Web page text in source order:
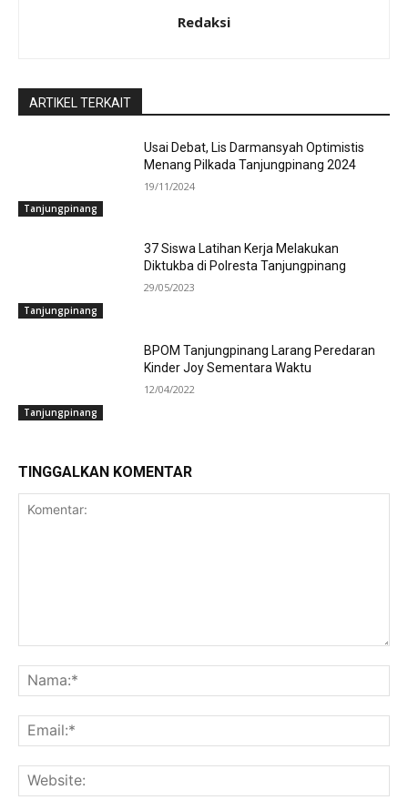
Redaksi
ARTIKEL TERKAIT
Tanjungpinang
Usai Debat, Lis Darmansyah Optimistis
Menang Pilkada Tanjungpinang 2024
19/11/2024
Tanjungpinang
37 Siswa Latihan Kerja Melakukan
Diktukba di Polresta Tanjungpinang
29/05/2023
Tanjungpinang
BPOM Tanjungpinang Larang Peredaran
Kinder Joy Sementara Waktu
12/04/2022
TINGGALKAN KOMENTAR